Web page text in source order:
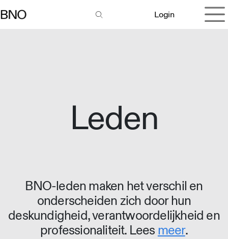
Login
Leden
BNO-leden maken het verschil en
onderscheiden zich door hun
deskundigheid, verantwoordelijkheid en
professionaliteit. Lees meer.